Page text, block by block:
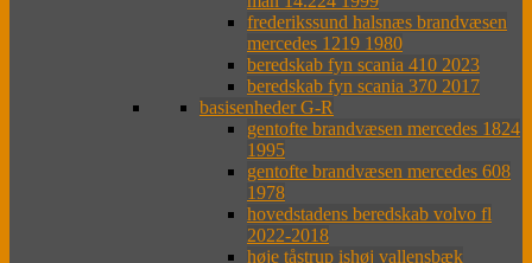
frederikssund halsnæs brandvæsen
mercedes 1219 1980
beredskab fyn scania 410 2023
beredskab fyn scania 370 2017
basisenheder G-R
gentofte brandvæsen mercedes 1824
1995
gentofte brandvæsen mercedes 608
1978
hovedstadens beredskab volvo fl
2022-2018
høje tåstrup ishøj vallensbæk